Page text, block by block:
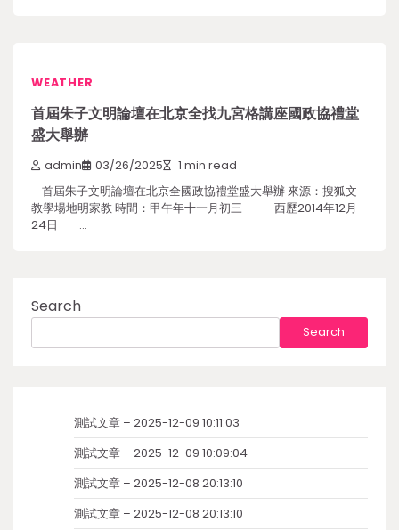
WEATHER
首屆朱子文明論壇在北京全找九宮格講座國政協禮堂
盛大舉辦
admin 03/26/2025 1 min read
首屆朱子文明論壇在北京全國政協禮堂盛大舉辦 來源：搜狐文
教學場地明家教 時間：甲午年十一月初三 西歷2014年12月
24日 …
Search
Search
測試文章 – 2025-12-09 10:11:03
測試文章 – 2025-12-09 10:09:04
測試文章 – 2025-12-08 20:13:10
測試文章 – 2025-12-08 20:13:10